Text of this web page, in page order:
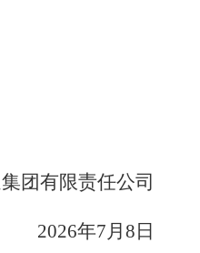
集团有限责任公司
2026年7月 8 日